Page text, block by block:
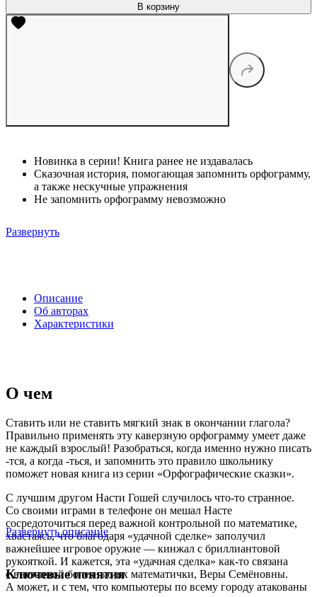
В корзину
Новинка в серии! Книга ранее не издавалась
Сказочная история, помогающая запомнить орфограмму,
а также нескучные упражнения
Не запомнить орфограмму невозможно
Развернуть
Описание
Об авторах
Характеристики
О чем
Ставить или не ставить мягкий знак в окончании глагола?
Правильно применять эту каверзную орфограмму умеет даже
не каждый взрослый! Разобраться, когда именно нужно писать
-тся, а когда -ться, и запомнить это правило школьнику
поможет новая книга из серии «Орфографические сказки».
С лучшим другом Насти Гошей случилось что-то странное.
Со своими играми в телефоне он мешал Насте
сосредоточиться перед важной контрольной по математике,
хвастаясь, что благодаря «удачной сделке» заполучил
важнейшее игровое оружие — кинжал с бриллиантовой
рукояткой. И кажется, эта «удачная сделка» как-то связана
с внезапной болезнью их математички, Веры Семёновны.
А может, и с тем, что компьютеры по всему городу атакованы
Развернуть описание
Ключевые понятия